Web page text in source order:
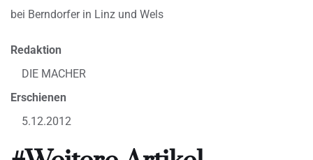
bei Berndorfer in Linz und Wels
Redaktion
DIE MACHER
Erschienen
5.12.2012